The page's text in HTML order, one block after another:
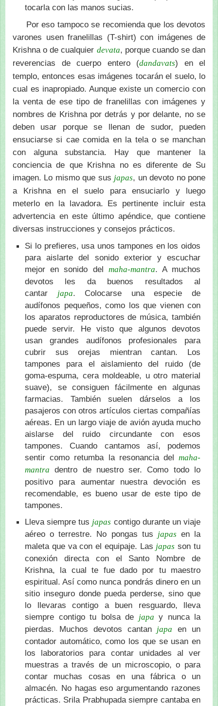
tocarla con las manos sucias.
Por eso tampoco se recomienda que los devotos
varones usen franelillas (T-shirt) con imágenes de
Krishna o de cualquier devata, porque cuando se dan
reverencias de cuerpo entero (dandavats) en el
templo, entonces esas imágenes tocarán el suelo, lo
cual es inapropiado. Aunque existe un comercio con
la venta de ese tipo de franelillas con imágenes y
nombres de Krishna por detrás y por delante, no se
deben usar porque se llenan de sudor, pueden
ensuciarse si cae comida en la tela o se manchan
con alguna substancia. Hay que mantener la
conciencia de que Krishna no es diferente de Su
imagen. Lo mismo que sus japas, un devoto no pone
a Krishna en el suelo para ensuciarlo y luego
meterlo en la lavadora. Es pertinente incluir esta
advertencia en este último apéndice, que contiene
diversas instrucciones y consejos prácticos.
Si lo prefieres, usa unos tampones en los oidos
para aislarte del sonido exterior y escuchar
mejor en sonido del maha-mantra. A muchos
devotos les da buenos resultados al
cantar japa. Colocarse una especie de
audífonos pequeños, como los que vienen con
los aparatos reproductores de música, también
puede servir. He visto que algunos devotos
usan grandes audífonos profesionales para
cubrir sus orejas mientran cantan. Los
tampones para el aislamiento del ruido (de
goma-espuma, cera moldeable, u otro material
suave), se consiguen fácilmente en algunas
farmacias. También suelen dárselos a los
pasajeros con otros artículos ciertas compañías
aéreas. En un largo viaje de avión ayuda mucho
aislarse del ruido circundante con esos
tampones. Cuando cantamos así, podemos
sentir como retumba la resonancia del maha-
mantra dentro de nuestro ser. Como todo lo
positivo para aumentar nuestra devoción es
recomendable, es bueno usar de este tipo de
tampones.
Lleva siempre tus japas contigo durante un viaje
aéreo o terrestre. No pongas tus japas en la
maleta que va con el equipaje. Las japas son tu
conexión directa con el Santo Nombre de
Krishna, la cual te fue dado por tu maestro
espiritual. Así como nunca pondrás dinero en un
sitio inseguro donde pueda perderse, sino que
lo llevaras contigo a buen resguardo, lleva
siempre contigo tu bolsa de japa y nunca la
pierdas. Muchos devotos cantan japa en un
contador automático, como los que se usan en
los laboratorios para contar unidades al ver
muestras a través de un microscopio, o para
contar muchas cosas en una fábrica o un
almacén. No hagas eso argumentando razones
prácticas. Srila Prabhupada siempre cantaba en